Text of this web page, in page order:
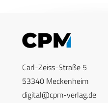
Carl-Zeiss-Straße 5
53340 Meckenheim
digital@cpm-verlag.de